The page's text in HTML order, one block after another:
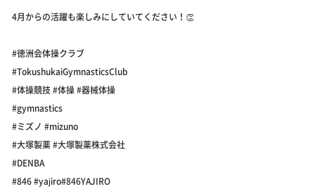
4月からの活躍も楽しみにしていてください！👏
#徳洲会体操クラブ
#TokushukaiGymnasticsClub
#体操競技 #体操 #器械体操
#gymnastics
#ミズノ #mizuno
#大塚製薬 #大塚製薬株式会社
#DENBA
#846 #yajiro#846YAJIRO